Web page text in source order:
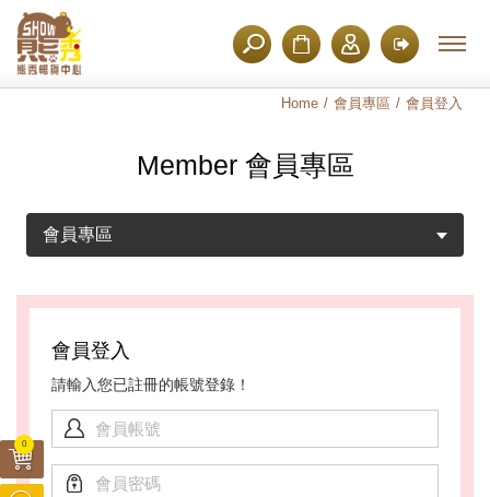
Home 會員專區 會員登入
Member 會員專區
會員專區
會員登入
請輸入您已註冊的帳號登錄！
會員帳號
會員密碼
0